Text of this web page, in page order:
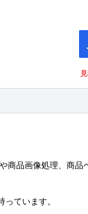
商品画像処理、商品
ています。